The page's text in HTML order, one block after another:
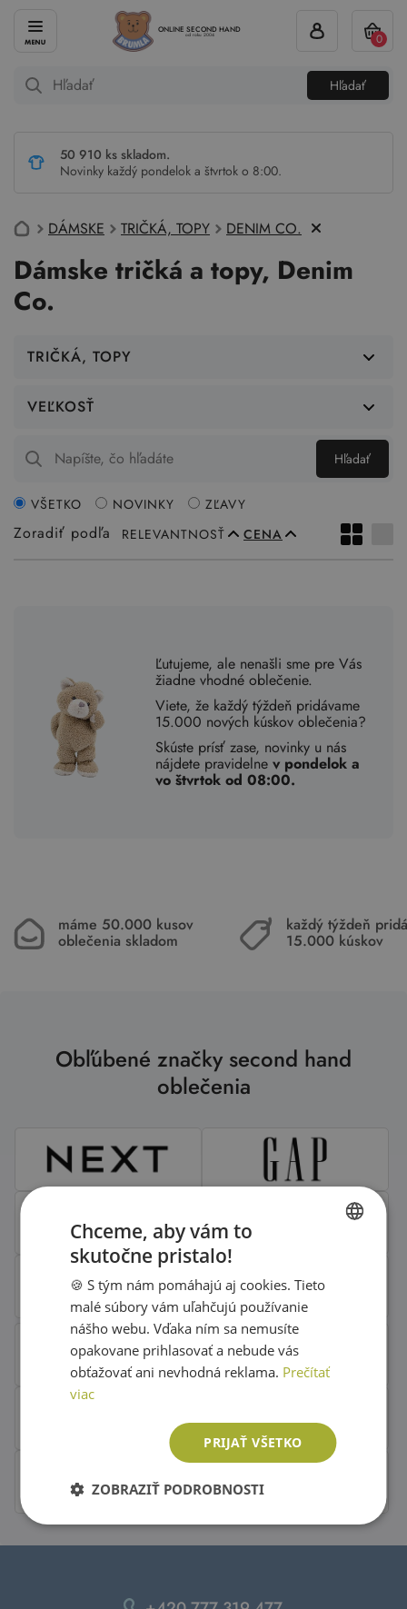
ONLINE SECOND HAND
od roku 2004
Hľadať
0
50 910 ks skladom.
Novinky každý pondelok a štvrtok o 8:00.
DÁMSKE TRIČKÁ, TOPY DENIM CO.
Dámske tričká a topy, Denim
Co.
TRIČKÁ, TOPY
VEĽKOSŤ
Hľadať
Zoradiť podľa RELEVANTNOSŤ CENA
VŠETKO NOVINKY ZĽAVY
Ľutujeme, ale nenašli sme pre Vás
žiadne vhodné oblečenie.
Viete, že každý týždeň pridávame
15.000 nových kúskov oblečenia?
Skúste prísť zase, novinky u nás
nájdete pravidelnev pondelok a
vo štvrtok od 08:00.
máme 50.000 kusov
oblečenia skladom
každý týždeň
15.000 kúskov
Obľúbené značky second hand
oblečenia
ENGLISH
Chceme, aby vám to
skutočne pristalo!
🍪 S tým nám pomáhajú aj cookies. Tieto
malé súbory vám uľahčujú používanie
nášho webu. Vďaka ním sa nemusíte
opakovane prihlasovať a nebude vás
obťažovať ani nevhodná reklama. Prečítať
viac
PRIJAŤ VŠETKO
ZOBRAZIŤ PODROBNOSTI